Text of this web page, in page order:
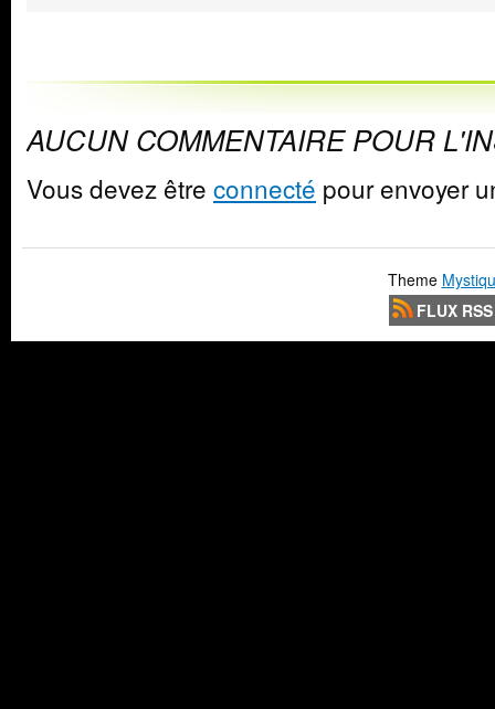
AUCUN COMMENTAIRE POUR
Vous devez être connecté pour envoyer
Theme
FLUX RSS